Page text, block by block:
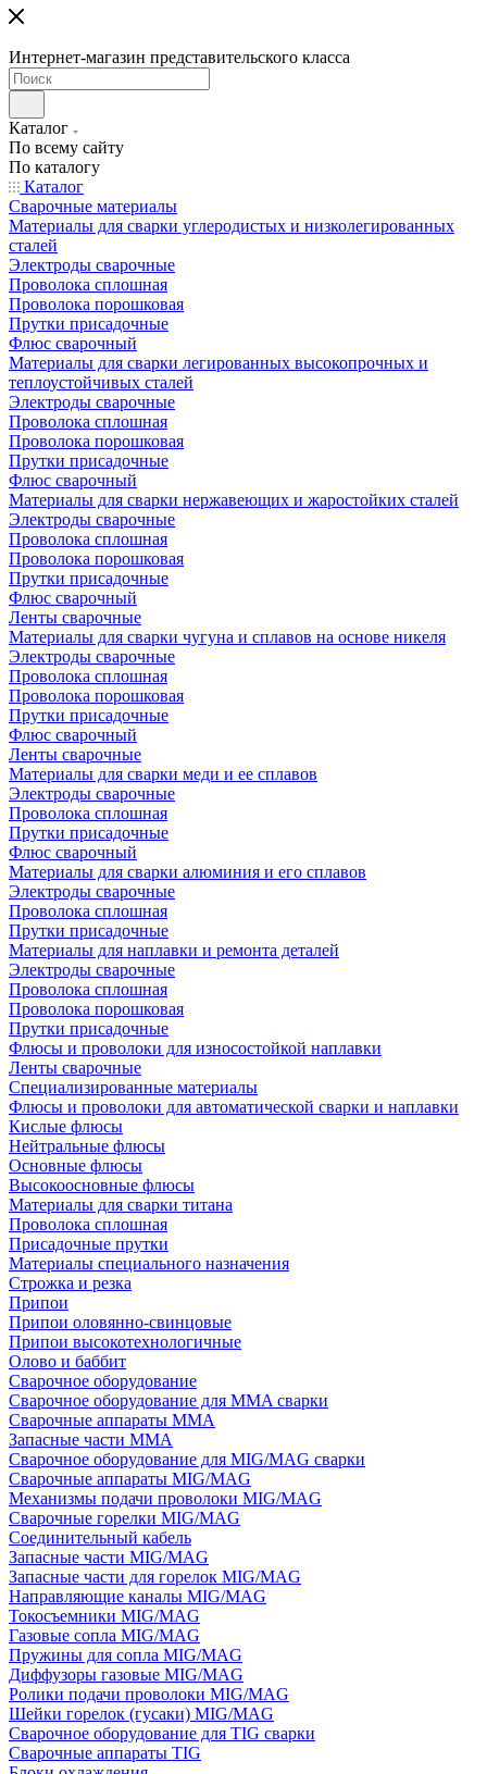
Интернет-магазин представительского класса
Каталог
По всему сайту
По каталогу
Каталог
Сварочные материалы
Материалы для сварки углеродистых и низколегированных
сталей
Электроды сварочные
Проволока сплошная
Проволока порошковая
Прутки присадочные
Флюс сварочный
Материалы для сварки легированных высокопрочных и
теплоустойчивых сталей
Электроды сварочные
Проволока сплошная
Проволока порошковая
Прутки присадочные
Флюс сварочный
Материалы для сварки нержавеющих и жаростойких сталей
Электроды сварочные
Проволока сплошная
Проволока порошковая
Прутки присадочные
Флюс сварочный
Ленты сварочные
Материалы для сварки чугуна и сплавов на основе никеля
Электроды сварочные
Проволока сплошная
Проволока порошковая
Прутки присадочные
Флюс сварочный
Ленты сварочные
Материалы для сварки меди и ее сплавов
Электроды сварочные
Проволока сплошная
Прутки присадочные
Флюс сварочный
Материалы для сварки алюминия и его сплавов
Электроды сварочные
Проволока сплошная
Прутки присадочные
Материалы для наплавки и ремонта деталей
Электроды сварочные
Проволока сплошная
Проволока порошковая
Прутки присадочные
Флюсы и проволоки для износостойкой наплавки
Ленты сварочные
Специализированные материалы
Флюсы и проволоки для автоматической сварки и наплавки
Кислые флюсы
Нейтральные флюсы
Основные флюсы
Высокоосновные флюсы
Материалы для сварки титана
Проволока сплошная
Присадочные прутки
Материалы специального назначения
Строжка и резка
Припои
Припои оловянно-свинцовые
Припои высокотехнологичные
Олово и баббит
Сварочное оборудование
Сварочное оборудование для MMA сварки
Сварочные аппараты MMA
Запасные части MMA
Сварочное оборудование для MIG/MAG сварки
Сварочные аппараты MIG/MAG
Механизмы подачи проволоки MIG/MAG
Сварочные горелки MIG/MAG
Соединительный кабель
Запасные части MIG/MAG
Запасные части для горелок MIG/MAG
Направляющие каналы MIG/MAG
Токосъемники MIG/MAG
Газовые сопла MIG/MAG
Пружины для сопла MIG/MAG
Диффузоры газовые MIG/MAG
Ролики подачи проволоки MIG/MAG
Шейки горелок (гусаки) MIG/MAG
Сварочное оборудование для TIG сварки
Сварочные аппараты TIG